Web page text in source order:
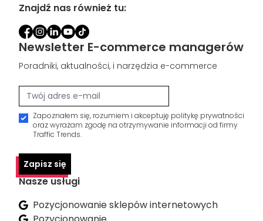
Znajdź nas również tu:
Newsletter E-commerce managerów
Poradniki, aktualności, i narzędzia e-commerce
Zapoznałem się, rozumiem i akceptuję politykę prywatności
oraz wyrażam zgodę na otrzymywanie informacji od firmy
Traffic Trends.
Zapisz się
Nasze usługi
Pozycjonowanie sklepów internetowych